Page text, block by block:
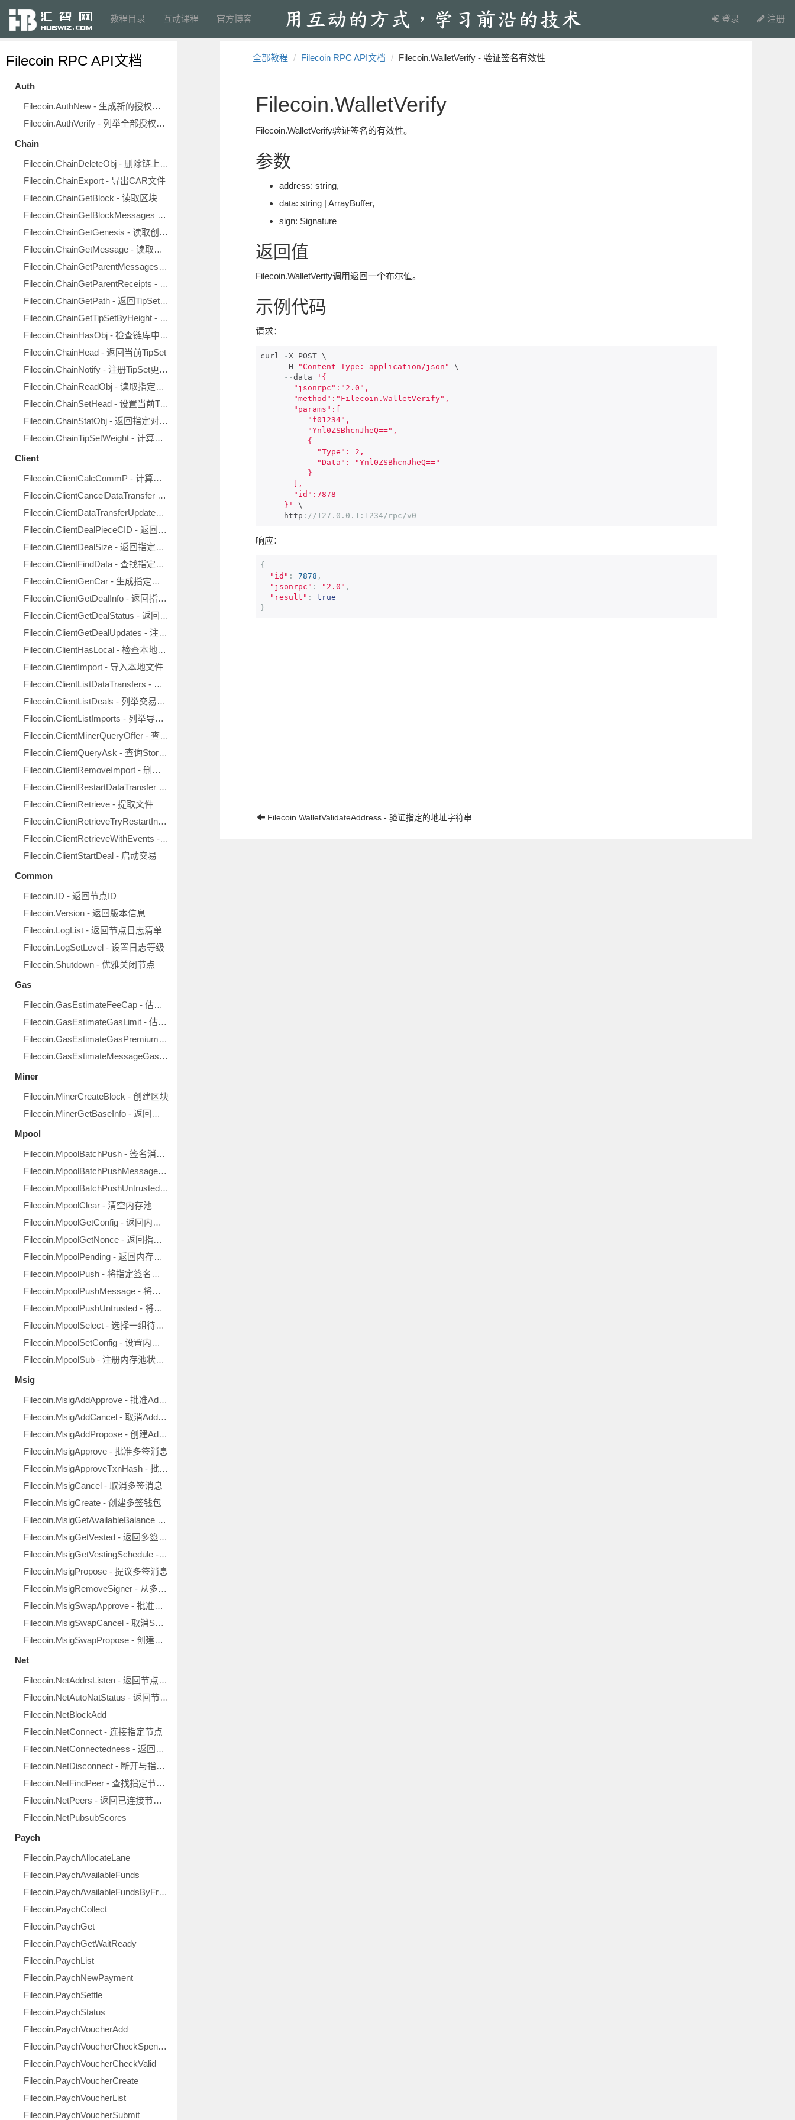
教程目录 互动课程 官方博客 登录 注册
Filecoin RPC API文档
Auth
Filecoin.AuthNew - 生成新的授权令牌
Filecoin.AuthVerify - 列举全部授权令牌
Chain
Filecoin.ChainDeleteObj - 删除链上对象
Filecoin.ChainExport - 导出CAR文件
Filecoin.ChainGetBlock - 读取区块
Filecoin.ChainGetBlockMessages - 读取区块内消息
Filecoin.ChainGetGenesis - 读取创世TipSet
Filecoin.ChainGetMessage - 读取指定消息
Filecoin.ChainGetParentMessages - 读取父TipSet中的消息
Filecoin.ChainGetParentReceipts - 读取父TipSet中的收据
Filecoin.ChainGetPath - 返回TipSet变换路径
Filecoin.ChainGetTipSetByHeight - 读取指定高度的TipSet
Filecoin.ChainHasObj - 检查链库中是否存在指定对象
Filecoin.ChainHead - 返回当前TipSet
Filecoin.ChainNotify - 注册TipSet更新回调
Filecoin.ChainReadObj - 读取指定对象
Filecoin.ChainSetHead - 设置当前TipSet
Filecoin.ChainStatObj - 返回指定对象的统计信息
Filecoin.ChainTipSetWeight - 计算指定TipSet的权重
Client
Filecoin.ClientCalcCommP - 计算指定文件的作品承诺
Filecoin.ClientCancelDataTransfer - 取消指定的数据传输
Filecoin.ClientDataTransferUpdates - 注册数据传输回调
Filecoin.ClientDealPieceCID - 返回指定交易作品大小
Filecoin.ClientDealSize - 返回指定交易大小
Filecoin.ClientFindData - 查找指定文件
Filecoin.ClientGenCar - 生成指定文件的CAR转储
Filecoin.ClientGetDealInfo - 返回指定交易的信息
Filecoin.ClientGetDealStatus - 返回指定代码对应的状态
Filecoin.ClientGetDealUpdates - 注册交易状态更新回调
Filecoin.ClientHasLocal - 检查本地是否存有指定数据
Filecoin.ClientImport - 导入本地文件
Filecoin.ClientListDataTransfers - 列举数据传输状态
Filecoin.ClientListDeals - 列举交易信息
Filecoin.ClientListImports - 列举导入的文件
Filecoin.ClientMinerQueryOffer - 查询矿工Offer
Filecoin.ClientQueryAsk - 查询StorageAsk
Filecoin.ClientRemoveImport - 删除指定的导入文件
Filecoin.ClientRestartDataTransfer - 重启指定的数据传输
Filecoin.ClientRetrieve - 提取文件
Filecoin.ClientRetrieveTryRestartInsufficientFunds - 重启资金不足通道并提取文件
Filecoin.ClientRetrieveWithEvents - 提取文件并注册进度回调
Filecoin.ClientStartDeal - 启动交易
Common
Filecoin.ID - 返回节点ID
Filecoin.Version - 返回版本信息
Filecoin.LogList - 返回节点日志清单
Filecoin.LogSetLevel - 设置日志等级
Filecoin.Shutdown - 优雅关闭节点
Gas
Filecoin.GasEstimateFeeCap - 估算手续费封顶值
Filecoin.GasEstimateGasLimit - 估算Gas上限
Filecoin.GasEstimateGasPremium - 估算Gas用量
Filecoin.GasEstimateMessageGas - 估算消息Gas用量
Miner
Filecoin.MinerCreateBlock - 创建区块
Filecoin.MinerGetBaseInfo - 返回矿工基本信息
Mpool
Filecoin.MpoolBatchPush - 签名消息批量推入内存池
Filecoin.MpoolBatchPushMessage - 未签名消息推入内存池
Filecoin.MpoolBatchPushUntrusted - 非可信源签名消息批量入池
Filecoin.MpoolClear - 清空内存池
Filecoin.MpoolGetConfig - 返回内存池当前配置
Filecoin.MpoolGetNonce - 返回指定地址的下一随机值
Filecoin.MpoolPending - 返回内存池中的待定消息
Filecoin.MpoolPush - 将指定签名消息推入内存池
Filecoin.MpoolPushMessage - 将指定未签名消息推入内存池
Filecoin.MpoolPushUntrusted - 将指定非可信源签名消息推入内存池
Filecoin.MpoolSelect - 选择一组待定交易用于打包区块
Filecoin.MpoolSetConfig - 设置内存池的当前配置
Filecoin.MpoolSub - 注册内存池状态更新回调
Msig
Filecoin.MsigAddApprove - 批准AddSigner提议
Filecoin.MsigAddCancel - 取消AddSigner提议
Filecoin.MsigAddPropose - 创建AddSigner提议
Filecoin.MsigApprove - 批准多签消息
Filecoin.MsigApproveTxnHash - 批准多签消息
Filecoin.MsigCancel - 取消多签消息
Filecoin.MsigCreate - 创建多签钱包
Filecoin.MsigGetAvailableBalance - 返回多签钱包的有效余额
Filecoin.MsigGetVested - 返回多签钱包的授权数量
Filecoin.MsigGetVestingSchedule - 返回多签钱包的授权详情
Filecoin.MsigPropose - 提议多签消息
Filecoin.MsigRemoveSigner - 从多签钱包移除一个签名方
Filecoin.MsigSwapApprove - 批准SwapSigner消息
Filecoin.MsigSwapCancel - 取消SwapSigner消息
Filecoin.MsigSwapPropose - 创建SwapSigner提议
Net
Filecoin.NetAddrsListen - 返回节点地址
Filecoin.NetAutoNatStatus - 返回节点NAT统计
Filecoin.NetBlockAdd
Filecoin.NetConnect - 连接指定节点
Filecoin.NetConnectedness - 返回节点连接状态
Filecoin.NetDisconnect - 断开与指定节点的连接
Filecoin.NetFindPeer - 查找指定节点的地址
Filecoin.NetPeers - 返回已连接节点清单
Filecoin.NetPubsubScores
Paych
Filecoin.PaychAllocateLane
Filecoin.PaychAvailableFunds
Filecoin.PaychAvailableFundsByFromTo
Filecoin.PaychCollect
Filecoin.PaychGet
Filecoin.PaychGetWaitReady
Filecoin.PaychList
Filecoin.PaychNewPayment
Filecoin.PaychSettle
Filecoin.PaychStatus
Filecoin.PaychVoucherAdd
Filecoin.PaychVoucherCheckSpendable
Filecoin.PaychVoucherCheckValid
Filecoin.PaychVoucherCreate
Filecoin.PaychVoucherList
Filecoin.PaychVoucherSubmit
全部教程 Filecoin RPC API文档 Filecoin.WalletVerify - 验证签名有效性
Filecoin.WalletVerify
Filecoin.WalletVerify验证签名的有效性。
参数
address: string,
data: string | ArrayBuffer,
sign: Signature
返回值
Filecoin.WalletVerify调用返回一个布尔值。
示例代码
请求：
curl -X POST \
- H "Content-Type: application/json"
\
--data
'{
     }'
\
     http
: //127.0.0.1:1234/rpc/v0
响应：
{
"id" : 7878 ,
"jsonrpc" : "2.0" ,
"result" :
true
}
Filecoin.WalletValidateAddress - 验证指定的地址字符串